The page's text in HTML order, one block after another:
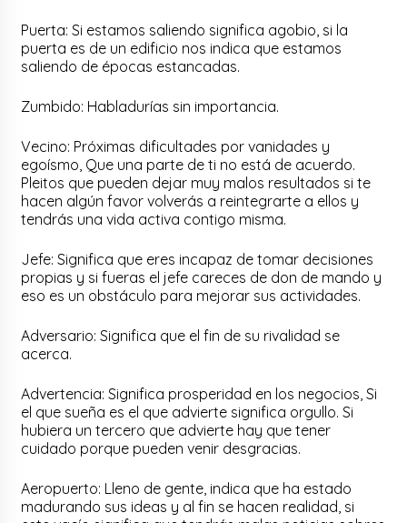
Puerta: Si estamos saliendo significa agobio, si la
puerta es de un edificio nos indica que estamos
saliendo de épocas estancadas.
Zumbido: Habladurías sin importancia.
Vecino: Próximas dificultades por vanidades y
egoísmo, Que una parte de ti no está de acuerdo.
Pleitos que pueden dejar muy malos resultados si te
hacen algún favor volverás a reintegrarte a ellos y
tendrás una vida activa contigo misma.
Jefe: Significa que eres incapaz de tomar decisiones
propias y si fueras el jefe careces de don de mando y
eso es un obstáculo para mejorar sus actividades.
Adversario: Significa que el fin de su rivalidad se
acerca.
Advertencia: Significa prosperidad en los negocios, Si
el que sueña es el que advierte significa orgullo. Si
hubiera un tercero que advierte hay que tener
cuidado porque pueden venir desgracias.
Aeropuerto: Lleno de gente, indica que ha estado
madurando sus ideas y al fin se hacen realidad, si